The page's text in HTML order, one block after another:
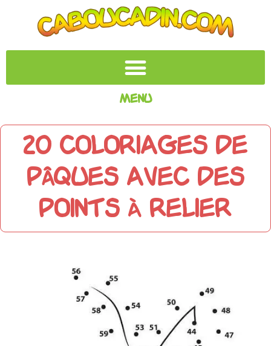
Menu
20 coloriages de
Pâques avec des
points à relier